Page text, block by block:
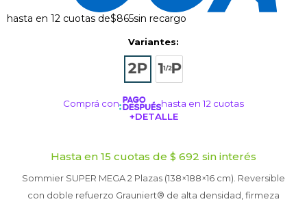
hasta en 12 cuotas de$865sin recargo
Variantes:
Comprá con
hasta en 12 cuotas
+DETALLE
Hasta en 15 cuotas de $ 692 sin interés
Sommier SUPER MEGA 2 Plazas (138×188×16 cm). Reversible
con doble refuerzo Grauniert® de alta densidad, firmeza